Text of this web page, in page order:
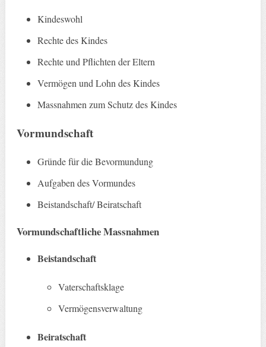
Kindeswohl
Rechte des Kindes
Rechte und Pflichten der Eltern
Vermögen und Lohn des Kindes
Massnahmen zum Schutz des Kindes
Vormundschaft
Gründe für die Bevormundung
Aufgaben des Vormundes
Beistandschaft/ Beiratschaft
Vormundschaftliche Massnahmen
Beistandschaft
Vaterschaftsklage
Vermögensverwaltung
Beiratschaft